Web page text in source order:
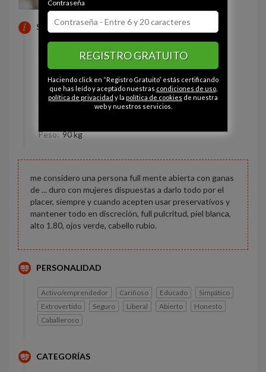
SOBRE MI
Estado civil: Comprometido
Ojos: Verde
Pelo: Rubio
Constitución: Normal
Peso: 90 kg
me considero una persona full mente abierta con ganas
de ... duro con mujeres dispuestas a darlo todo por el
placer, siempre y cuando acepten usar preservativos y
mantener todo en discreción, full pulcritud, piel blanca,
alto 1.80, ojos verde, cabello rubio.
PERSONALIDAD
Activo/emprendedor Cariñoso Educado
Simpático
Extrovertido
Seguro Liberal Abierto
Honesto
Caballeroso
CATEGORÍAS
Contraseña
REGISTRO GRATUITO
Haciendo click en “Registro Gratuito” estás certificando
que has leído y aceptado nuestras condiciones de uso,
política de privacidad y la política de cookies de nuestra
web y nuestros servicios.